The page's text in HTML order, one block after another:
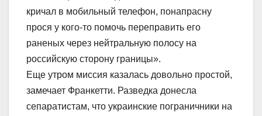
кричал в мобильный телефон, понапрасну
прося у кого-то помочь переправить его
раненых через нейтральную полосу на
российскую сторону границы».
Еще утром миссия казалась довольно простой,
замечает Франкетти. Разведка донесла
сепаратистам, что украинские пограничники на